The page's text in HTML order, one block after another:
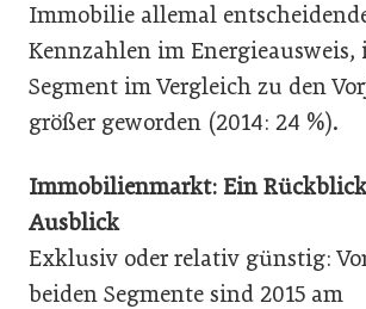
Immobilie allemal
Kennzahlen im Energieausweis,
Segment im Vergleich zu den
größer geworden (2014: 24 %).
Immobilienmarkt: Ein
Ausblick
Exklusiv oder relativ günstig:
beiden Segmente sind 2015 am